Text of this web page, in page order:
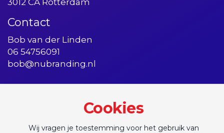
Contact
Bob van der Linden
06 54756091
bob@nubranding.nl
Cookies
Wij vragen je toestemming voor het gebruik van